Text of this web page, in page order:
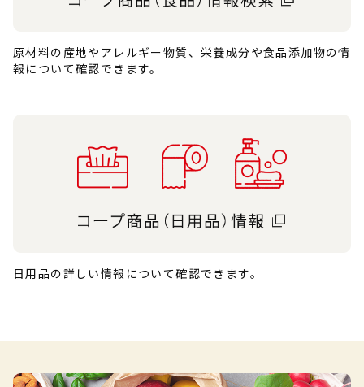
原材料の産地やアレルギー物質、栄養成分や食品添加物の情
報について確認できます。
日用品の詳しい情報について確認できます。